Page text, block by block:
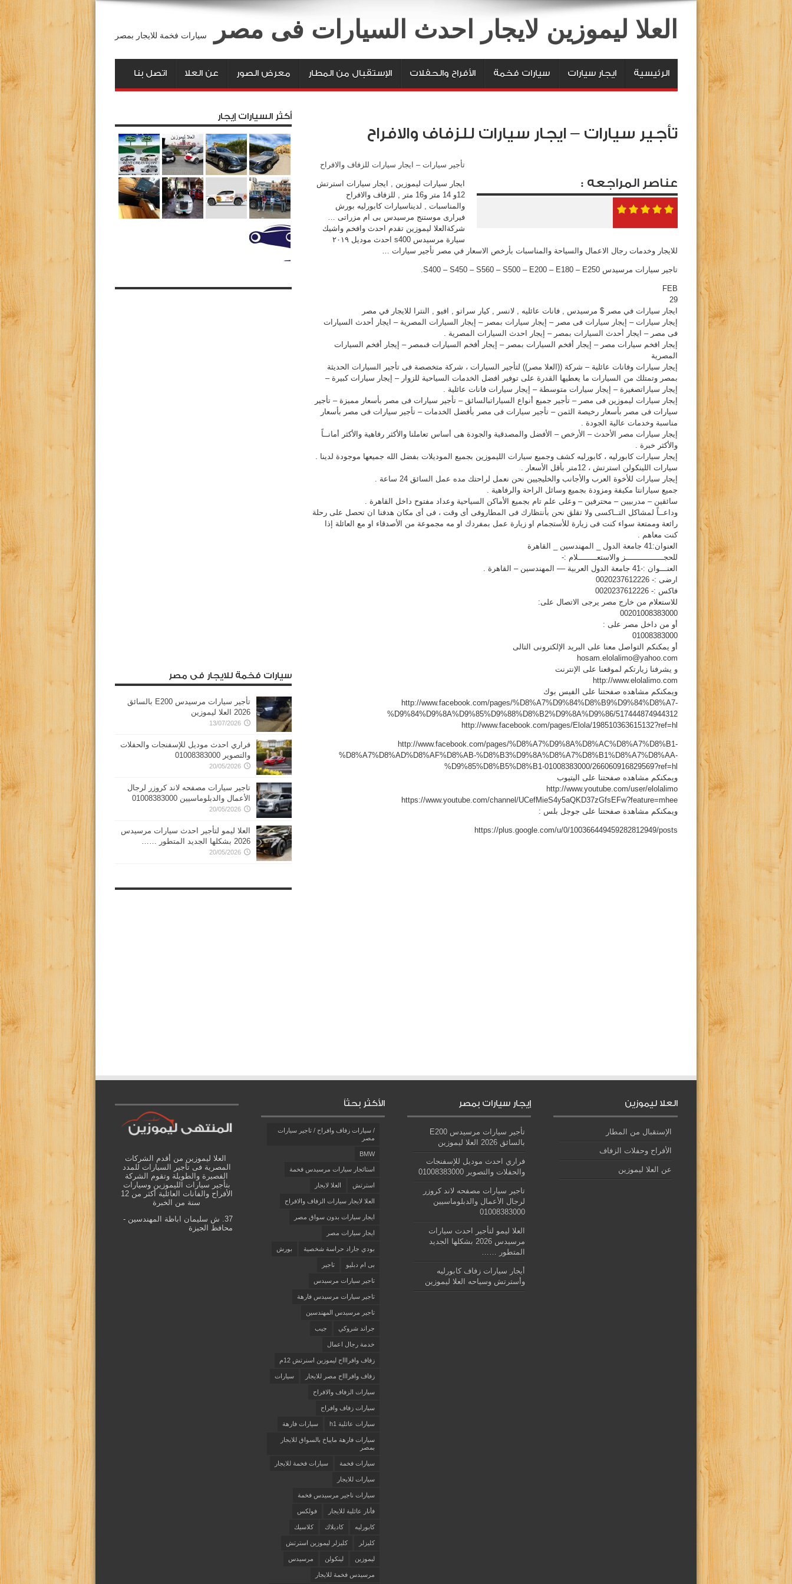
العلا ليموزين لايجار احدث السيارات فى مصر سيارات فخمة للايجار بمصر
الرئيسية ايجار سيارات سيارات فخمة الأفراح والحفلات الإستقبال من المطار معرض الصور عن العلا اتصل بنا
تأجير سيارات – ايجار سيارات للزفاف والافراح
عناصر المراجعه :
تأجير سيارات – ايجار سيارات للزفاف والافراح
ايجار سيارات ليموزين , ايجار سيارات استرتش
12و 14 متر و16 متر , للزفاف والافراح
والمناسبات , لديناسيارات كابورليه بورش
فيرارى موستنج مرسيدس بى ام مزراتى …
شركةالعلا ليموزين تقدم احدث وافخم واشيك
سيارة مرسيدس s400 احدث موديل ٢٠١٩
للايجار وخدمات رجال الاعمال والسياحة والمناسبات بأرخص الاسعار في مصر تأجير سيارات …
تاجير سيارات مرسيدس S400 – S450 – S560 – S500 – E200 – E180 – E250.
FEB
29
ايجار سيارات في مصر $ مرسيدس , فانات عائليه , لانسر , كيار سراتو , افيو , النترا للايجار في مصر
إيجار سيارات – إيجار سيارات فى مصر – إيجار سيارات بمصر – إيجار السيارات المصرية – ايجار أحدث السيارات
فى مصر – ايجار أحدث السيارات بمصر – إيجار احدث السيارات المصرية .
إيجار افخم سيارات مصر – إيجار أفخم السيارات بمصر – إيجار أفخم السيارات فىمصر – إيجار أفخم السيارات
المصرية
إيجار سيارات وفانات عائلية – شركة ((العلا مصر)) لتأجير السيارات ، شركة متخصصة فى تأجير السيارات الحديثة
بمصر وتمتلك من السيارات ما يعطيها القدرة على توفير افضل الخدمات السياحية للزوار – إيجار سيارات كبيرة –
إيجار سياراتصغيرة – إيجار سيارات متوسطة – إيجار سيارات فانات عائلية .
إيجار سيارات ليموزين فى مصر – تأجير جميع أنواع السياراتبالسائق – تأجير سيارات فى مصر بأسعار مميزة – تأجير
سيارات فى مصر بأسعار رخيصة الثمن – تأجير سيارات فى مصر بأفضل الخدمات – تأجير سيارات فى مصر بأسعار
مناسبة وخدمات عالية الجودة .
إيجار سيارات مصر الأحدث – الأرخص – الأفضل والمصدقية والجودة هى أساس تعاملنا والأكثر رفاهية والأكثر أمانــاً
والأكثر خبرة .
إيجار سيارات كابورليه ، كابورليه كشف وجميع سيارات الليموزين بجميع الموديلات بفضل الله جميعها موجودة لدينا .
سيارات اللينكولن استرتش ، 12متر بأقل الأسعار .
إيجار سيارات للأخوة العرب والأجانب والخليجيين نحن نعمل لراحتك مده عمل السائق 24 ساعة .
جميع سيارانتا مكيفة ومزودة بجميع وسائل الراحة والرفاهية .
سائقين – مدربيين – محترفين – وعلى علم تام بجميع الأماكن السياحية وعداد مفتوح داخل القاهرة .
وداعــاً لمشاكل التــاكسى ولا تقلق نحن بأنتظارك فى المطاروفى أى وقت ، فى أى مكان هدفنا ان تحصل على رحلة
رائعة وممتعة سواء كنت فى زيارة للأستجمام او زيارة عمل بمفردك او مه مجموعة من الأصدقاء او مع العائلة إذا
كنت معاهم .
العنوان:41 جامعة الدول _ المهندسين _ القاهرة
للحجــــــــــــــــز والاستعــــــــلام :-
العنـــوان :-41 جامعة الدول العربية –– المهندسين – القاهرة .
ارضى :- 0020237612226
فاكس :- 0020237612226
للاستعلام من خارج مصر يرجى الاتصال على:
00201008383000
أو من داخل مصر على :
01008383000
أو يمكنكم التواصل معنا على البريد الإلكترونى التالى
hosam.elolalimo@yahoo.com
و يشرفنا زيارتكم لموقعنا على الإنترنت
http://www.elolalimo.com
ويمكنكم مشاهده صفحتنا على الفيس بوك
http://www.facebook.com/pages/%D8%A7%D9%84%D8%B9%D9%84%D8%A7-
%D9%84%D9%8A%D9%85%D9%88%D8%B2%D9%8A%D9%86/517444874944312
http://www.facebook.com/pages/Elola/198510363615132?ref=hl
http://www.facebook.com/pages/%D8%A7%D9%8A%D8%AC%D8%A7%D8%B1-
%D8%A7%D8%AD%D8%AF%D8%AB-%D8%B3%D9%8A%D8%A7%D8%B1%D8%A7%D8%AA-
%D9%85%D8%B5%D8%B1-01008383000/266060916829569?ref=hl
ويمكنكم مشاهده صفحتنا على اليتيوب
http://www.youtube.com/user/elolalimo
https://www.youtube.com/channel/UCefMieS4y5aQKD37zGfsEFw?feature=mhee
ويمكنكم مشاهدة صفحتنا على جوجل بلس :
https://plus.google.com/u/0/100366449459282812949/posts
أكثر السيارات إيجار
سيارات فخمة للايجار فى مصر
تأجير سيارات مرسيدس E200 بالسائق
2026 العلا ليموزين
13/07/2026
فراري احدث موديل للإسفنجات والحفلات
والتصوير 01008383000
20/05/2026
تاجير سيارات مصفحه لاند كروزر لرجال
الأعمال والدبلوماسيين 01008383000
20/05/2026
العلا ليمو لتأجير احدث سيارات مرسيدس
2026 بشكلها الجديد المتطور ……
20/05/2026
العلا ليموزين
الإستقبال من المطار
الأفراح وحفلات الزفاف
عن العلا ليموزين
إيجار سيارات بمصر
تأجير سيارات مرسيدس E200
بالسائق 2026 العلا ليموزين
فراري احدث موديل للإسفنجات
والحفلات والتصوير 01008383000
تاجير سيارات مصفحه لاند كروزر
لرجال الأعمال والدبلوماسيين
01008383000
العلا ليمو لتأجير احدث سيارات
مرسيدس 2026 بشكلها الجديد
المتطور ……
أيجار سيارات زفاف كابورليه
وأسترتش وسياحه العلا ليموزين
الأكثر بحثاً
/ سيارات زفاف وافراح / تاجير سيارات
مصر
BMW
استائجار سيارات مرسيدس فخمة
استرتش العلا لايجار
العلا لايجار سيارات الزفاف والافراح
ايجار سيارات بدون سواق مصر
ايجار سيارات مصر
بودي جاراد حراسة شخصية بورش
بى ام دبليو تاجير
تاجير سيارات مرسيدس
تاجير سيارات مرسيدس فارهة
تاجير مرسيدس المهندسين
جراند شروكي جيب
خدمة رجال اعمال
زفاف وافراااح ليموزين اسنرتش 12م
زفاف وافراااح مصر للايجار سيارات
سيارات الزفاف والافراح
سيارات زفاف وافراح
سيارات عائلية h1 سيارات فارهة
سيارات فارهة مايباخ بالسواق للايجار
بمصر
سيارات فخمة سيارات فخمة للايجار
سيارات للايجار
سيارات ناجير مرسيدس فخمة
فأنار عائلية للايجار فولكس
كابورليه كاديلاك كلاسيك
كليزلر كليزلر ليموزين استرتش
ليموزين لينكولن مرسيدس
مرسيدس فخمة للايجار
العلا ليموزين من أقدم الشركات
المصرية فى تأجير السيارات للمدد
الفصيرة والطويلة وتقوم الشركة
بتأجير سيارات الليموزين وسيارات
الأفراح والفانات العائلية أكثر من 12
سنة من الخبرة
37. ش سليمان اباظة المهندسين -
محافظ الجيزة